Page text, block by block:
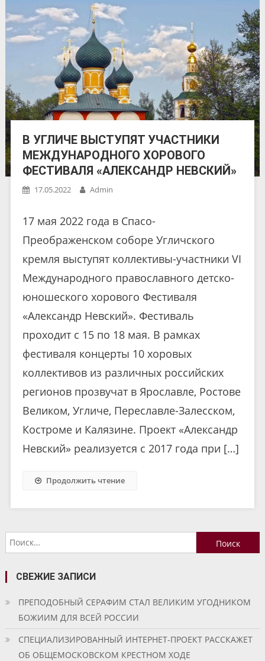
В УГЛИЧЕ ВЫСТУПЯТ УЧАСТНИКИ
МЕЖДУНАРОДНОГО ХОРОВОГО
ФЕСТИВАЛЯ «АЛЕКСАНДР НЕВСКИЙ»
17.05.2022 Admin
17 мая 2022 года в Спасо-
Преображенском соборе Угличского
кремля выступят коллективы-участники VI
Международного православного детско-
юношеского хорового Фестиваля
«Александр Невский». Фестиваль
проходит с 15 по 18 мая. В рамках
фестиваля концерты 10 хоровых
коллективов из различных российских
регионов прозвучат в Ярославле, Ростове
Великом, Угличе, Переславле-Залесском,
Костроме и Калязине. Проект «Александр
Невский» реализуется с 2017 года при […]
Продолжить чтение
Найти:
СВЕЖИЕ ЗАПИСИ
ПРЕПОДОБНЫЙ СЕРАФИМ СТАЛ ВЕЛИКИМ УГОДНИКОМ
БОЖИИМ ДЛЯ ВСЕЙ РОССИИ
СПЕЦИАЛИЗИРОВАННЫЙ ИНТЕРНЕТ-ПРОЕКТ РАССКАЖЕТ
ОБ ОБЩЕМОСКОВСКОМ КРЕСТНОМ ХОДЕ